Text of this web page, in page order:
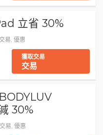
立省 30%
易, 優惠
獲取交易
交易
30%
易, 優惠